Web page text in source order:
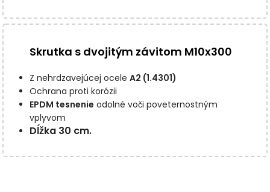
Skrutka s dvojitým závitom M10x300
Z nehrdzavejúcej ocele A2 (1.4301)
Ochrana proti korózii
EPDM tesnenie odolné voči poveternostným
vplyvom
Dĺžka 30 cm.